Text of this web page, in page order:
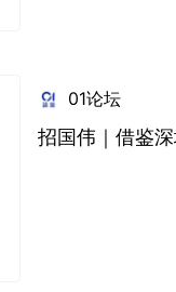
01论坛
招国伟｜借鉴